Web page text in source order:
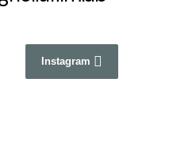
Instagram